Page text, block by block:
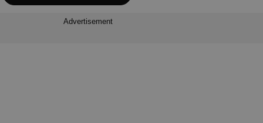
Advertisement